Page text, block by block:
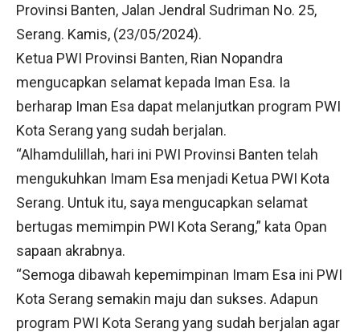
Provinsi Banten, Jalan Jendral Sudriman No. 25,
Serang. Kamis, (23/05/2024).
Ketua PWI Provinsi Banten, Rian Nopandra
mengucapkan selamat kepada Iman Esa. Ia
berharap Iman Esa dapat melanjutkan program PWI
Kota Serang yang sudah berjalan.
“Alhamdulillah, hari ini PWI Provinsi Banten telah
mengukuhkan Imam Esa menjadi Ketua PWI Kota
Serang. Untuk itu, saya mengucapkan selamat
bertugas memimpin PWI Kota Serang,” kata Opan
sapaan akrabnya.
“Semoga dibawah kepemimpinan Imam Esa ini PWI
Kota Serang semakin maju dan sukses. Adapun
program PWI Kota Serang yang sudah berjalan agar